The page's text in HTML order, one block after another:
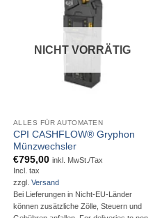
NICHT VORRÄTIG
ALLES FÜR AUTOMATEN
CPI CASHFLOW® Gryphon
Münzwechsler
€795,00 inkl. MwSt./Tax
Incl. tax
zzgl. Versand
Bei Lieferungen in Nicht-EU-Länder
können zusätzliche Zölle, Steuern und